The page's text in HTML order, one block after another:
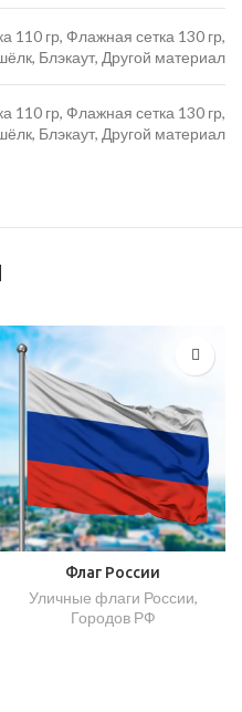
110 гр, Флажная сетка 130 гр,
Блэкаут, Другой материал
110 гр, Флажная сетка 130 гр,
Блэкаут, Другой материал
Флаг России
Уличные флаги России,
Городов РФ